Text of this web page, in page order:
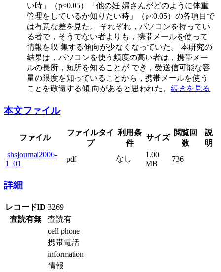
い時」（p<0.05）「他の妊 婦さんがどのように体重
管理をしているか知りたい時」（p<0.05）の各項目で
は有意な差を見た。 それぞれ，パソコンを持ってい
る者で，そうでない者よりも，携帯メールを使って
情報を収 集する傾向が少なくなっていた。 本研究の
結果は，パソコンを使う頻度の高い者は，携帯メー
ルの長所，短所を知ることが でき，受送信可能な容
量の限度を知っていることから，携帯メールを使う
ことを敬遠する傾 向があると思われた。 続きを見る
本文ファイル
ファイル
ファイルタイ
プ
利用条
件
サイズ
閲覧回
数
説
明
shsjournal2006-
1_01
pdf なし
1.00
MB
736
詳細
レコードID 3269
査読有無
査読有
cell phone
携帯電話
information
情報